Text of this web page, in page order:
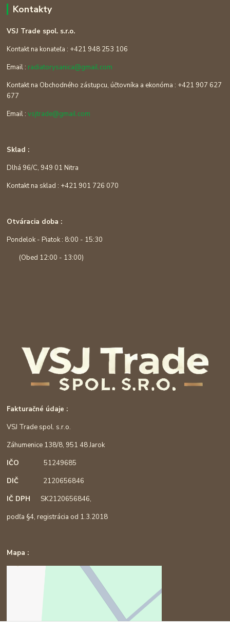
Kontakty
VSJ Trade spol. s.r.o.
Kontakt na konateľa : +421 948 253 106
Email : radiatorysanica@gmail.com
Kontakt na Obchodného zástupcu, účtovníka a ekonóma : +421 907 627
677
Email :vsjtrade@gmail.com
Sklad :
Dlhá 96/C, 949 01 Nitra
Kontakt na sklad : +421 901 726 070
Otváracia doba :
Pondelok - Piatok : 8:00 - 15:30
(Obed 12:00 - 13:00)
Fakturačné údaje :
VSJ Trade spol. s.r.o.
Záhumenice 138/8, 951 48 Jarok
IČO51249685
DIČ 2120656846
IČ DPHSK2120656846,
podľa §4, registrácia od 1.3.2018
Mapa :